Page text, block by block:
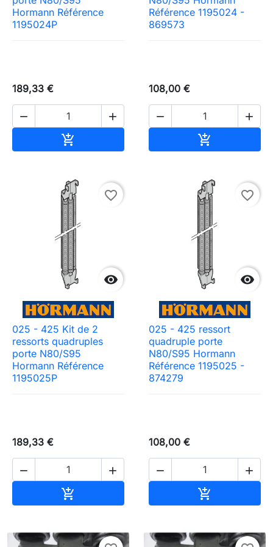
Hormann Référence
1195024P
189,33 €
 

Référence 1195024 -
869573
108,00 €
 


favorite_border
025 - 425 Kit de 2
ressorts quadruples
porte N80/S95
Hormann Référence
1195025P
189,33 €
 


favorite_border
025 - 425 ressort
quadruple porte
N80/S95 Hormann
Référence 1195025 -
874279
108,00 €
 
